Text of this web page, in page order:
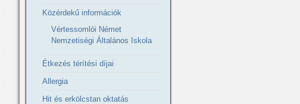
Közérdekű információk
Vértessomlói Német
Nemzetiségi Általános Iskola
Étkezés térítési díjai
Allergia
Hit és erkölcstan oktatás